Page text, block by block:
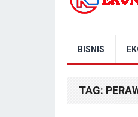
BISNIS
TAG: